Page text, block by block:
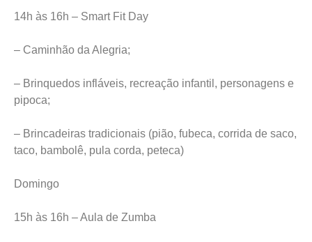
14h às 16h – Smart Fit Day
– Caminhão da Alegria;
– Brinquedos infláveis, recreação infantil, personagens e
pipoca;
– Brincadeiras tradicionais (pião, fubeca, corrida de saco,
taco, bambolê, pula corda, peteca)
Domingo
15h às 16h – Aula de Zumba